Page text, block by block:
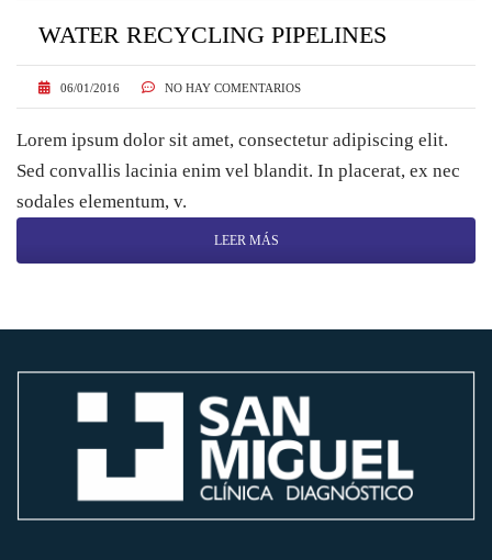
WATER RECYCLING PIPELINES
06/01/2016 NO HAY COMENTARIOS
Lorem ipsum dolor sit amet, consectetur adipiscing elit.
Sed convallis lacinia enim vel blandit. In placerat, ex nec
sodales elementum, v.
LEER MÁS